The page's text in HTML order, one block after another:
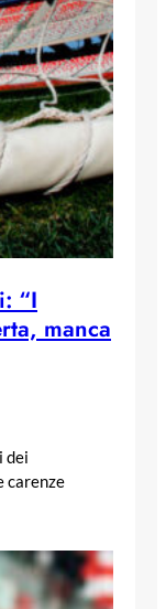
“I
manca
dei
carenze